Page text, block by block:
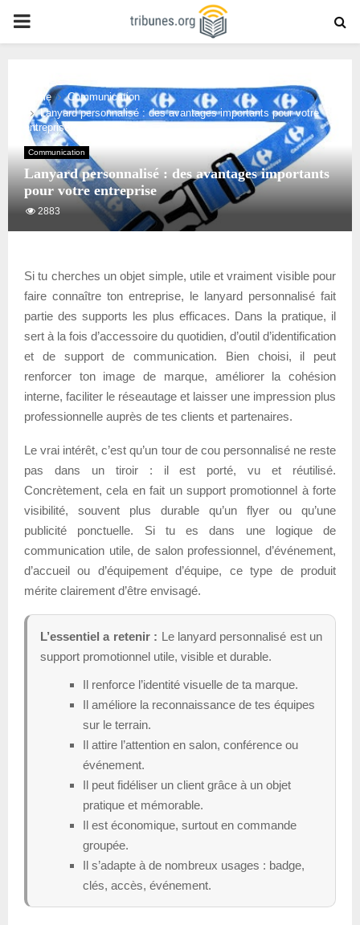
PRIMARY
Home
Communication
Lanyard personnalisé : des avantages importants pour votre
entreprise
Communication
Lanyard personnalisé : des avantages importants
pour votre entreprise
2883
Si tu cherches un objet simple, utile et vraiment visible pour
faire connaître ton entreprise, le lanyard personnalisé fait
partie des supports les plus efficaces. Dans la pratique, il
sert à la fois d’accessoire du quotidien, d’outil d’identification
et de support de communication. Bien choisi, il peut
renforcer ton image de marque, améliorer la cohésion
interne, faciliter le réseautage et laisser une impression plus
professionnelle auprès de tes clients et partenaires.
Le vrai intérêt, c’est qu’un tour de cou personnalisé ne reste
pas dans un tiroir : il est porté, vu et réutilisé.
Concrètement, cela en fait un support promotionnel à forte
visibilité, souvent plus durable qu’un flyer ou qu’une
publicité ponctuelle. Si tu es dans une logique de
communication utile, de salon professionnel, d’événement,
d’accueil ou d’équipement d’équipe, ce type de produit
mérite clairement d’être envisagé.
L’essentiel a retenir : Le lanyard personnalisé est un
support promotionnel utile, visible et durable.
Il renforce l’identité visuelle de ta marque.
Il améliore la reconnaissance de tes équipes
sur le terrain.
Il attire l’attention en salon, conférence ou
événement.
Il peut fidéliser un client grâce à un objet
pratique et mémorable.
Il est économique, surtout en commande
groupée.
Il s’adapte à de nombreux usages : badge,
clés, accès, événement.